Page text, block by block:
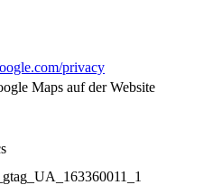
privacy
Maps auf der Website